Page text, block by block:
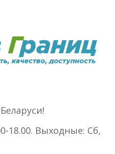
18.00. Выходные: Сб,